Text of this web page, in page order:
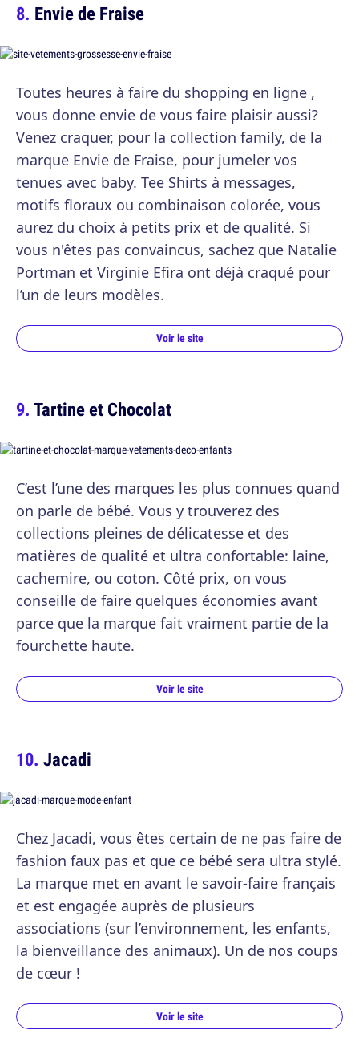
Envie de Fraise
Toutes heures à faire du shopping en ligne ,
vous donne envie de vous faire plaisir aussi?
Venez craquer, pour la collection family, de la
marque Envie de Fraise, pour jumeler vos
tenues avec baby. Tee Shirts à messages,
motifs floraux ou combinaison colorée, vous
aurez du choix à petits prix et de qualité. Si
vous n'êtes pas convaincus, sachez que Natalie
Portman et Virginie Efira ont déjà craqué pour
l’un de leurs modèles.
Voir le site
Tartine et Chocolat
C’est l’une des marques les plus connues quand
on parle de bébé. Vous y trouverez des
collections pleines de délicatesse et des
matières de qualité et ultra confortable: laine,
cachemire, ou coton. Côté prix, on vous
conseille de faire quelques économies avant
parce que la marque fait vraiment partie de la
fourchette haute.
Voir le site
Jacadi
Chez Jacadi, vous êtes certain de ne pas faire de
fashion faux pas et que ce bébé sera ultra stylé.
La marque met en avant le savoir-faire français
et est engagée auprès de plusieurs
associations (sur l’environnement, les enfants,
la bienveillance des animaux). Un de nos coups
de cœur !
Voir le site